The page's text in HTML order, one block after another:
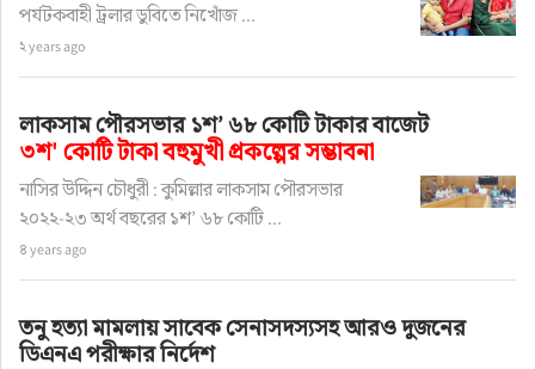
পর্যটকবাহী ট্রলার ডুবিতে নিখোঁজ ...
২ years ago
লাকসাম পৌরসভার ১শ’ ৬৮ কোটি টাকার বাজেট
৩শ' কোটি টাকা বহুমুখী প্রকল্পের সম্ভাবনা
নাসির উদ্দিন চৌধুরী : কুমিল্লার লাকসাম পৌরসভার
২০২২-২৩ অর্থ বছরের ১শ’ ৬৮ কোটি ...
৪ years ago
তনু হত্যা মামলায় সাবেক সেনাসদস্যসহ আরও দুজনের
ডিএনএ পরীক্ষার নির্দেশ